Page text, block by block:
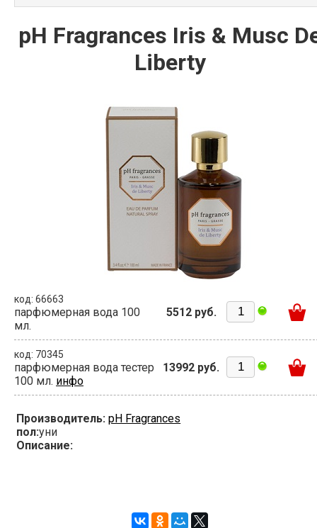
pH Fragrances Iris & Musc
Liberty
код: 66663
парфюмерная вода 100
мл.
5512 руб.
код: 70345
парфюмерная вода тестер
100 мл. инфо
13992 руб.
Производитель: pH Fragrances
пол:уни
Описание: